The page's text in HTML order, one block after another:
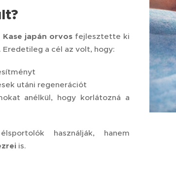
Kase japán orvosfejlesztette ki
Eredetileg a cél az volt, hogy:
utáni regenerációt
anélkül, hogy korlátozná a
használják, hanem
is.